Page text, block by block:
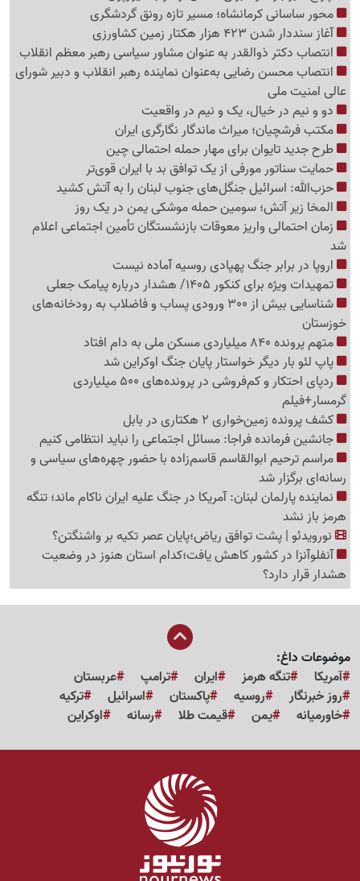
محور ساسانی کرمانشاه؛ مسیر تازه رونق گردشگری
آغاز سنددار شدن 423 هزار هکتار زمین کشاورزی
انتصاب دکتر ذوالقدر به عنوان مشاور سیاسی رهبر معظم انقلاب
انتصاب محسن رضایی به‌عنوان نماینده رهبر انقلاب و دبیر شورای
عالی امنیت ملی
دو و نیم در خیال، ‌یک و نیم در واقعیت
مکتب فرشچیان؛ میراث ماندگار نگارگری ایران
طرح جدید تایوان برای مهار حمله احتمالی چین
حمایت سناتور مورفی از یک توافق بد با ایران قوی‌تر
حزب‌الله: اسرائیل جنگل‌های جنوب لبنان را به آتش کشید
المخا زیر آتش؛ سومین حمله موشکی یمن در یک روز
زمان احتمالی واریز معوقات بازنشستگان تأمین اجتماعی اعلام
شد
اروپا در برابر جنگ پهپادی روسیه آماده نیست
تمهیدات ویژه برای کنکور 1405/ هشدار درباره پیامک جعلی
شناسایی بیش از 300 ورودی پساب و فاضلاب به رودخانه‌های
خوزستان
متهم پرونده 840 میلیاردی مسکن ملی به دام افتاد
پاپ لئو بار دیگر خواستار پایان جنگ اوکراین شد
ردپای احتکار و کم‌فروشی در پرونده‌های 500 میلیاردی
گرمسار+فیلم
کشف پرونده زمین‌‎خواری 2 هکتاری در بابل
جانشین فرمانده فراجا: مسائل اجتماعی را نباید انتظامی کنیم
مراسم ترحیم ابوالقاسم قاسم‌زاده با حضور چهره‌های سیاسی و
رسانه‌ای برگزار شد
نماینده پارلمان لبنان: آمریکا در جنگ علیه ایران ناکام ماند؛ تنگه
هرمز باز نشد
نورویدئو | پشت توافق ریاض؛پایان عصر تکیه بر واشنگتن؟
آنفلوآنزا در کشور کاهش یافت؛کدام استان هنوز در وضعیت
هشدار قرار دارد؟
موضوعات داغ:
آمریکا
تنگه هرمز ایران ترامپ
عربستان
روز خبرنگار
روسیه پاکستان اسرائیل
ترکیه
خاورمیانه
یمن قیمت طلا رسانه اوکراین